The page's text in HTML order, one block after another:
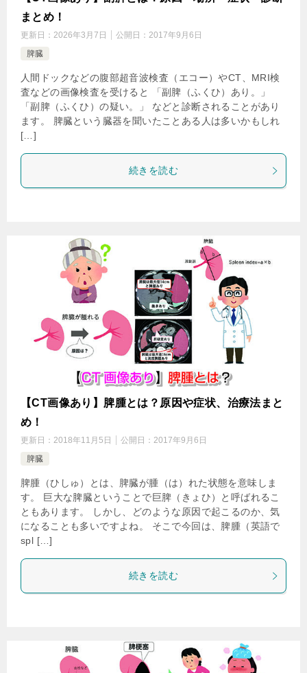
まとめ！
更新日： 2026年3月7日 公開日： 2017年9月6日
脾臓
人間ドックなどの腹部超音波検査（エコー）やCT、MRI検
査などの画像検査を受けると 「副脾（ふくひ）あり。」
「副脾（ふくひ）の疑い。」 などと診断されることがあり
ます。 脾臓という臓器を聞いたことある人は多いかもしれ
[…]
続きを読む
【CT画像あり】脾腫とは？原因や症状、治療法まと
め！
更新日： 2018年11月5日 公開日： 2017年9月6日
脾臓
脾腫（ひしゅ）とは、脾臓が腫（は）れた状態を意味しま
す。 巨大な脾臓ということで巨脾（きょひ）と呼ばれるこ
ともあります。 しかし、どのような原因で起こるのか、気
になることも多いですよね。 そこで今回は、脾腫（英語で
spl […]
続きを読む